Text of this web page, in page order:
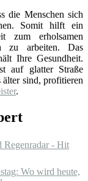
die Menschen sich
Somit hilft ein
zum erholsamen
zu arbeiten. Das
Ihre Gesundheit.
auf glatter Straße
älter sind, profitieren
.
Regenradar - Hit
Wo wird heute,